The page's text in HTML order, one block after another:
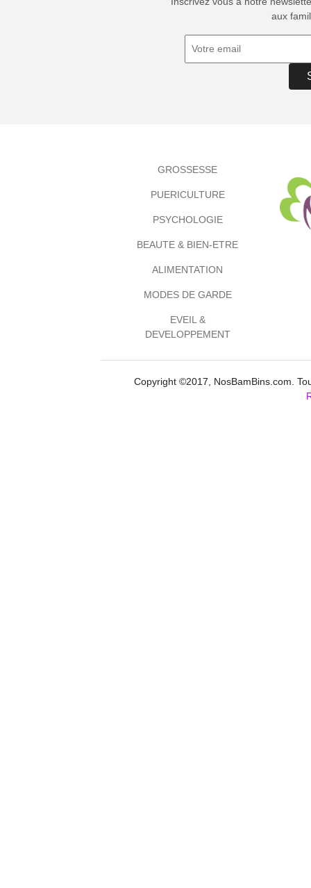
aux
GROSSESSE
PUERICULTURE
PSYCHOLOGIE
BEAUTE & BIEN-ETRE
ALIMENTATION
MODES DE GARDE
EVEIL &
DEVELOPPEMENT
Copyright ©2017, NosBamBins.com.